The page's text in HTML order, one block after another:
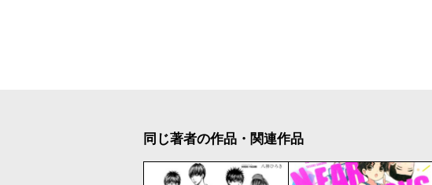
同じ著者の作品・関連作品